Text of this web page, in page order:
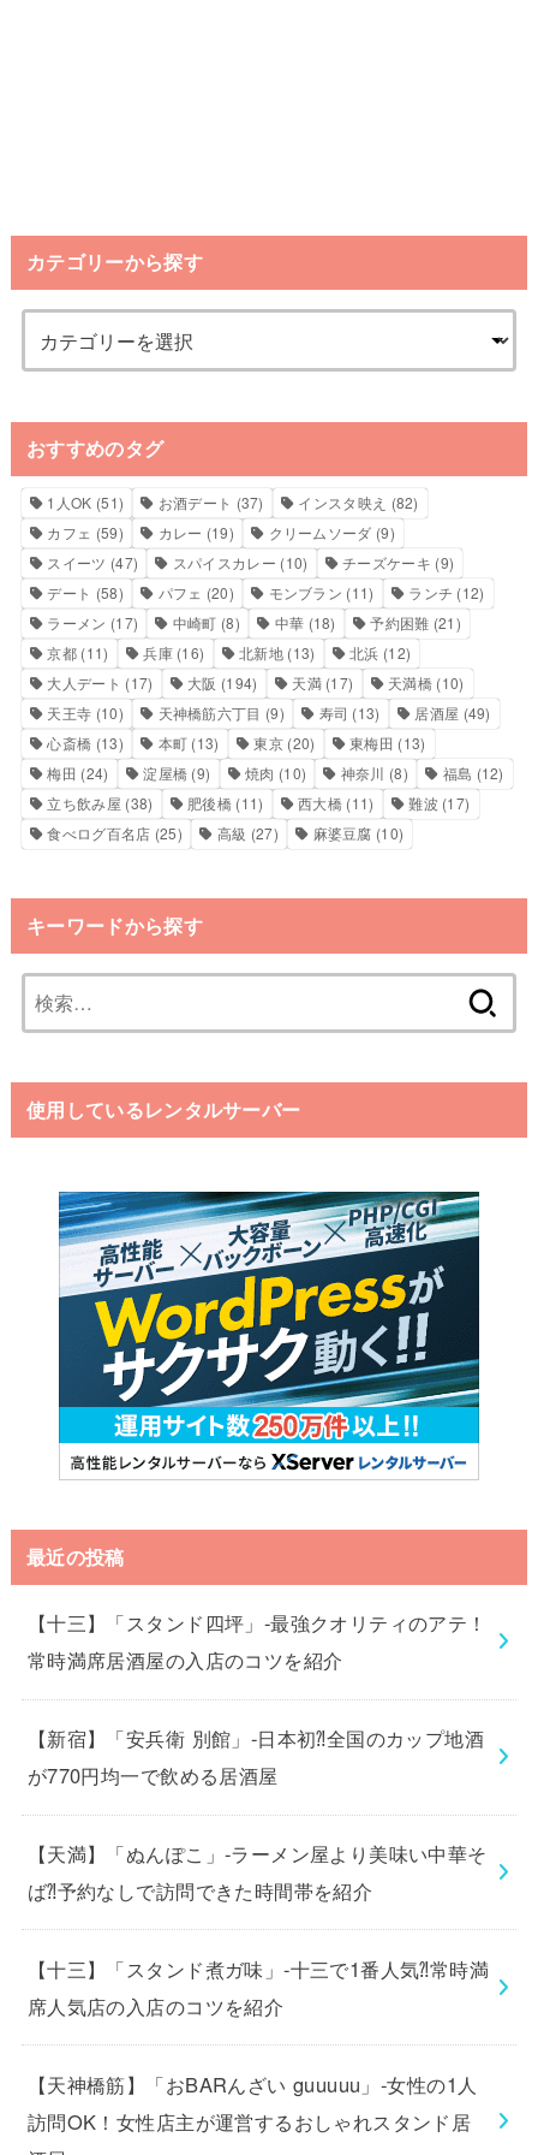
カテゴリーから探す
おすすめのタグ
1人OK (51) お酒デート (37) インスタ映え (82)
カフェ (59) カレー (19) クリームソーダ (9)
スイーツ (47) スパイスカレー (10) チーズケーキ (9)
デート (58) パフェ (20) モンブラン (11) ランチ (12)
ラーメン (17) 中崎町 (8) 中華 (18) 予約困難 (21)
京都 (11) 兵庫(16) 北新地(13) 北浜 (12)
大人デート (17) 大阪 (194) 天満(17) 天満橋(10)
天王寺 (10) 天神橋筋六丁目 (9) 寿司 (13) 居酒屋 (49)
心斎橋 (13) 本町 (13) 東京(20) 東梅田 (13)
梅田 (24) 淀屋橋 (9) 焼肉 (10) 神奈川 (8) 福島 (12)
立ち飲み屋 (38) 肥後橋 (11) 西大橋 (11) 難波 (17)
食べログ百名店 (25) 高級 (27) 麻婆豆腐 (10)
キーワードから探す
索:
使用しているレンタルサーバー
最近の投稿
【十三】「スタンド四坪」-最強クオリティのアテ！
常時満席居酒屋の入店のコツを紹介
【新宿】「安兵衛 別館」-日本初⁈全国のカップ地酒
が770円均一で飲める居酒屋
【天満】「ぬんぽこ」-ラーメン屋より美味い中華そ
ば⁈予約なしで訪問できた時間帯を紹介
【十三】「スタンド煮ガ味」-十三で1番人気⁈常時満
席人気店の入店のコツを紹介
【天神橋筋】「おBARんざい guuuuu」-女性の1人
訪問OK！女性店主が運営するおしゃれスタンド居